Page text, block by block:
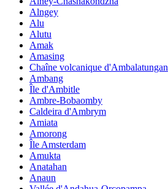
Alngey
Alu
Alutu
Amak
Amasing
Chaîne volcanique d'Ambalatungan
Ambang
Île d'Ambitle
Ambre-Bobaomby
Caldeira d'Ambrym
Amiata
Amorong
Île Amsterdam
Amukta
Anatahan
Anaun